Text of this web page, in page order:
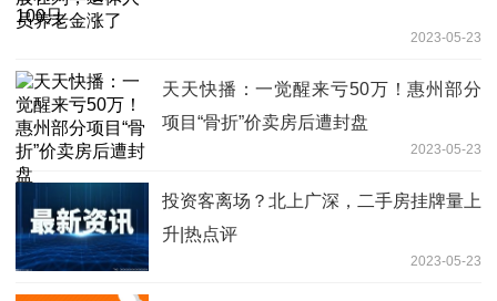
2023-05-23
天天快播：一觉醒来亏50万！惠州部分
项目“骨折”价卖房后遭封盘
2023-05-23
投资客离场？北上广深，二手房挂牌量上
升|热点评
2023-05-23